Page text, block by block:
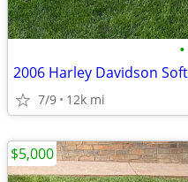
•
2006 Harley Davidson
7/9 12k mi
$5,000